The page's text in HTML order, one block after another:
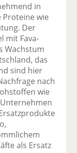
in
Proteine wie
Der
mit Fava-
Wachstum
das
sind hier
nach
wie
als Ersatz